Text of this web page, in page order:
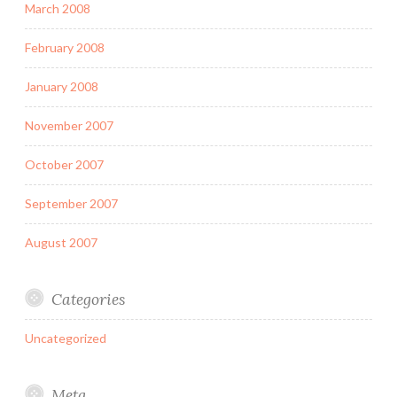
March 2008
February 2008
January 2008
November 2007
October 2007
September 2007
August 2007
Categories
Uncategorized